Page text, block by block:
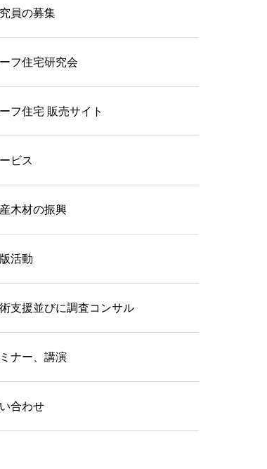
員の募集
フ住宅研究会
フ住宅 販売サイト
ビス
木材の振興
活動
支援並びに調査コンサル
ナー、講演
合わせ